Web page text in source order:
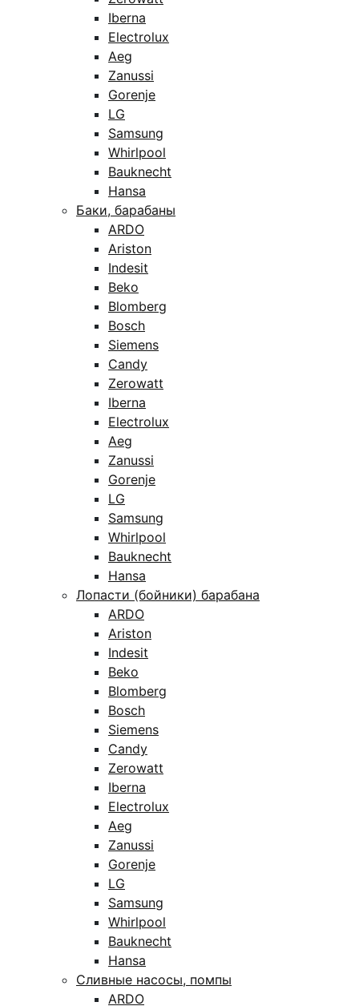
Iberna
Electrolux
Aeg
Zanussi
Gorenje
LG
Samsung
Whirlpool
Bauknecht
Hansa
Баки, барабаны
ARDO
Ariston
Indesit
Beko
Blomberg
Bosch
Siemens
Candy
Zerowatt
Iberna
Electrolux
Aeg
Zanussi
Gorenje
LG
Samsung
Whirlpool
Bauknecht
Hansa
Лопасти (бойники) барабана
ARDO
Ariston
Indesit
Beko
Blomberg
Bosch
Siemens
Candy
Zerowatt
Iberna
Electrolux
Aeg
Zanussi
Gorenje
LG
Samsung
Whirlpool
Bauknecht
Hansa
Сливные насосы, помпы
ARDO